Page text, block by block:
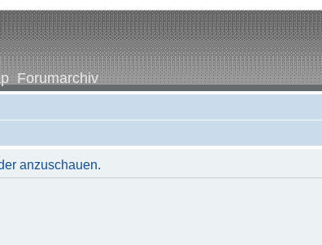
Forumarchiv
anzuschauen.